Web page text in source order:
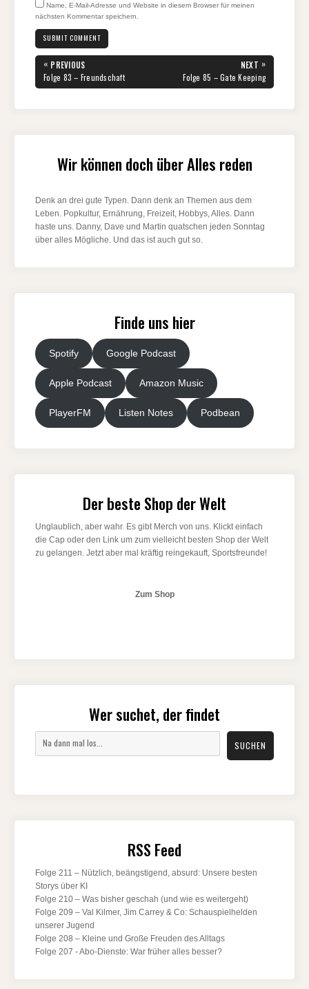
Name, E-Mail-Adresse und Website in diesem Browser für meinen
nächsten Kommentar speichern.
Beitragsnavigation
« PREVIOUS
PREVIOUS
POST:
Folge 83 – Freundschaft
NEXT »
NEXT
POST:
Folge 85 – Gate Keeping
Wir können doch über Alles reden
Denk an drei gute Typen. Dann denk an Themen aus dem
Leben. Popkultur, Ernährung, Freizeit, Hobbys, Alles. Dann
haste uns. Danny, Dave und Martin quatschen jeden Sonntag
über alles Mögliche. Und das ist auch gut so.
Finde uns hier
Spotify Google Podcast
Apple Podcast Amazon Music
PlayerFM Listen Notes Podbean
Der beste Shop der Welt
Unglaublich, aber wahr. Es gibt Merch von uns. Klickt einfach
die Cap oder den Link um zum vielleicht besten Shop der Welt
zu gelangen. Jetzt aber mal kräftig reingekauft, Sportsfreunde!
Zum Shop
Wer suchet, der findet
SUCHEN
RSS Feed
Folge 211 – Nützlich, beängstigend, absurd: Unsere besten
Storys über KI
Folge 210 – Was bisher geschah (und wie es weitergeht)
Folge 209 – Val Kilmer, Jim Carrey & Co: Schauspielhelden
unserer Jugend
Folge 208 – Kleine und Große Freuden des Alltags
Folge 207 - Abo-Dienste: War früher alles besser?